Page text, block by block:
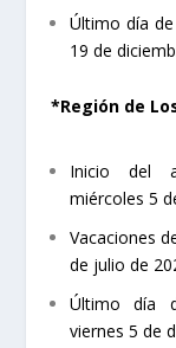
Último día de
19 de
*Región de
Inicio del
miércoles 5
Vacaciones
de julio de
Último día
viernes 5 de